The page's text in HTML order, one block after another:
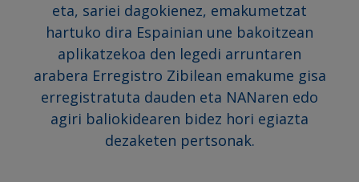
eta, sariei dagokienez, emakumetzat
hartuko dira Espainian une bakoitzean
aplikatzekoa den legedi arruntaren
arabera Erregistro Zibilean emakume gisa
erregistratuta dauden eta NANaren edo
agiri baliokidearen bidez hori egiazta
dezaketen pertsonak.